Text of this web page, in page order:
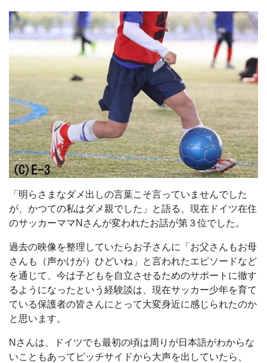
「明らさまなダメ出しの言葉こそ言っていませんでした
が、かつての私はダメ親でした」と語る、現在ドイツ在住
のサッカーママNさんが変われたお話が第３位でした。
過去の映像を整理していたらお子さんに「お父さんもお母
さんも（声かけが）ひどいね」と言われたエピソードなど
を通じて、今は子どもを自立させるためのサポートに徹す
るようになったという経験談は、現在サッカー少年を育て
ている保護者の皆さんにとって大変身近に感じられたのか
と思います。
Nさんは、ドイツでも最初の頃は周りが日本語がわからな
いこともあってピッチサイドから大声を出していたら、